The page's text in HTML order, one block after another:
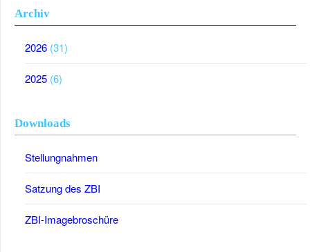
Archiv
2026 (31)
2025 (6)
Downloads
Stellungnahmen
Satzung des ZBI
ZBI-Imagebroschüre